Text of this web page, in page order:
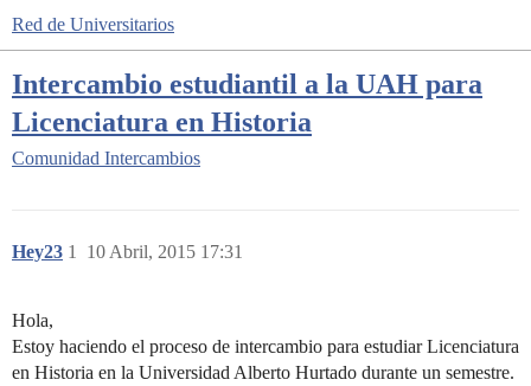
Red de Universitarios
Intercambio estudiantil a la UAH para
Licenciatura en Historia
Comunidad Intercambios
Hey23 10 Abril, 2015 17:31
1
Hola,
Estoy haciendo el proceso de intercambio para estudiar Licenciatura
en Historia en la Universidad Alberto Hurtado durante un semestre.